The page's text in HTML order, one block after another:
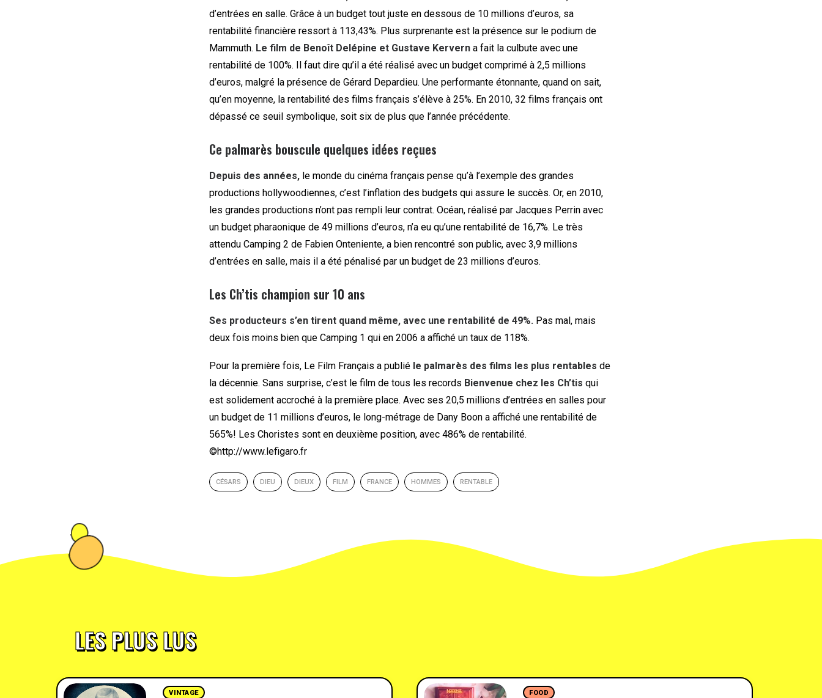
d’entrées en salle. Grâce à un budget tout juste en dessous de 10 millions d’euros, sa
rentabilité financière ressort à 113,43%. Plus surprenante est la présence sur le podium de
Mammuth. Le film de Benoît Delépine et Gustave Kervern a fait la culbute avec une
rentabilité de 100%. Il faut dire qu’il a été réalisé avec un budget comprimé à 2,5 millions
d’euros, malgré la présence de ­Gérard Depardieu. Une performante étonnante, quand on sait,
qu’en moyenne, la rentabilité des films français s’élève à 25%. En 2010, 32 films français ont
dépassé ce seuil symbolique, soit six de plus que l’année précédente.
Ce palmarès bouscule quelques idées reçues
Depuis des années, le monde du cinéma français pense qu’à l’exemple des grandes
productions hollywoodiennes, c’est l’inflation des budgets qui assure le succès. Or, en 2010,
les grandes productions n’ont pas rempli leur contrat. Océan, réalisé par Jacques Perrin avec
un budget pharaonique de 49 millions d’euros, n’a eu qu’une rentabilité de 16,7%. Le très
attendu Camping 2 de Fabien Onteniente, a bien rencontré son public, avec 3,9 millions
d’entrées en salle, mais il a été pénalisé par un budget de 23 millions d’euros.
Les Ch’tis champion sur 10 ans
Ses producteurs s’en tirent quand même, avec une rentabilité de 49%. Pas mal, mais
deux fois moins bien que Camping 1 qui en 2006 a affiché un taux de 118%.
Pour la première fois, Le Film Français a publié le palmarès des films les plus rentables de
la décennie. Sans surprise, c’est le film de tous les records Bienvenue chez les Ch’tis qui
est solidement accroché à la première place. Avec ses 20,5 millions d’entrées en salles pour
un budget de 11 millions d’euros, le long-métrage de Dany Boon a affiché une rentabilité de
565%! Les Choristes sont en deuxième position, avec 486% de rentabilité.
©http://www.lefigaro.fr
CÉSARS DIEU DIEUX FILM FRANCE HOMMES RENTABLE
LES PLUS LUS
VINTAGE FOOD